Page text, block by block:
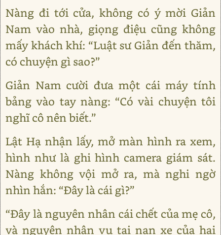
Nàng đi tới cửa, không có ý mời Giản
Nam vào nhà, giọng điệu cũng không
mấy khách khí: “Luật sư Giản đến thăm,
có chuyện gì sao?”
Giản Nam cười đưa một cái máy tính
bảng vào tay nàng: “Có vài chuyện tôi
nghĩ cô nên biết.”
Lật Hạ nhận lấy, mở màn hình ra xem,
hình như là ghi hình camera giám sát.
Nàng không vội mở ra, mà nghi ngờ
nhìn hắn: “Đây là cái gì?”
“Đây là nguyên nhân cái chết của mẹ cô,
và nguyên nhân vụ tai nạn xe của hai